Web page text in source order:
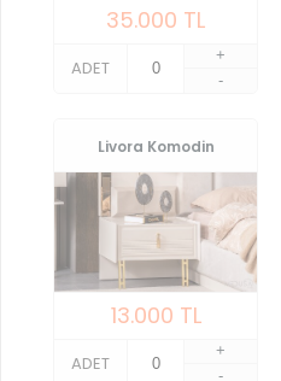
35.000 TL
ADET
+
-
Livora Komodin
13.000 TL
ADET
+
-